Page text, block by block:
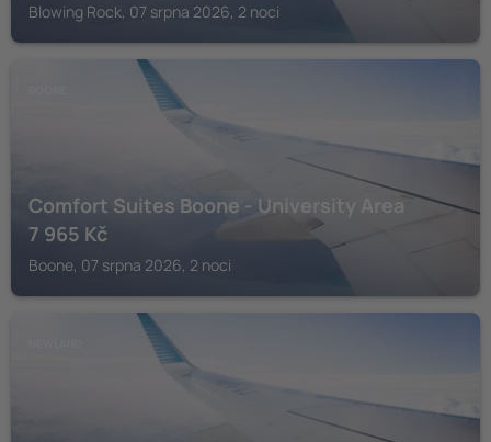
Blowing Rock, 07 srpna 2026, 2 noci
Comfort Suites Boone - University Area
7 965 Kč
Boone, 07 srpna 2026, 2 noci